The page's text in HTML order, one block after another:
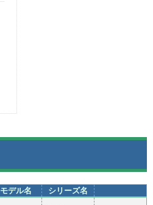
モデル名 シリーズ名